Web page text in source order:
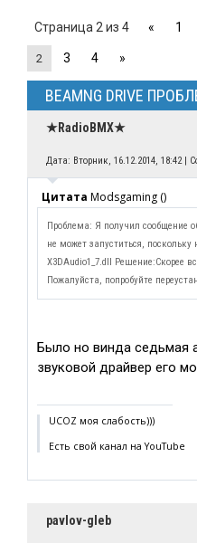
Страница2из 4 « 1
2 3 4 »
BEAMNG DRIVE
★RadioBMX★
Дата: Вторник, 16.12.2014, 18:42 |
Цитата Modsgaming ()
Проблема: Я получил сообщение
не может запуститься, поскольку
X3DAudio1_7.dll Решение:Скорее
Пожалуйста, попробуйте
Было но винда седьмая
звуковой драйвер его
UCOZ моя слабость)))
Есть свой канал на YouTube
pavlov-gleb